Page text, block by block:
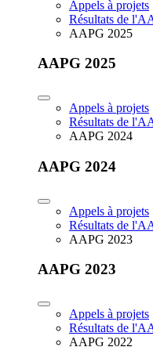
Appels à projets
Résultats de
AAPG 2025
AAPG 2025
Appels à projets
Résultats de
AAPG 2024
AAPG 2024
Appels à projets
Résultats de
AAPG 2023
AAPG 2023
Appels à projets
Résultats de
AAPG 2022